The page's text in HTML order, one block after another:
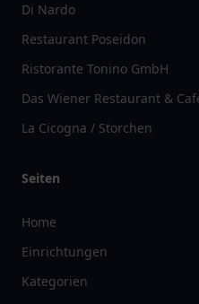
Di Nardo
Restaurant Poseidon
Ristorante Tonino GmbH
Das Wiener Restaurant &
La Cicogna / Storchen
Seiten
Home
Einrichtungen
Kategorien